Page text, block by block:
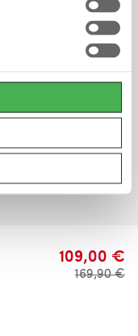
109,00 €
169,90 €